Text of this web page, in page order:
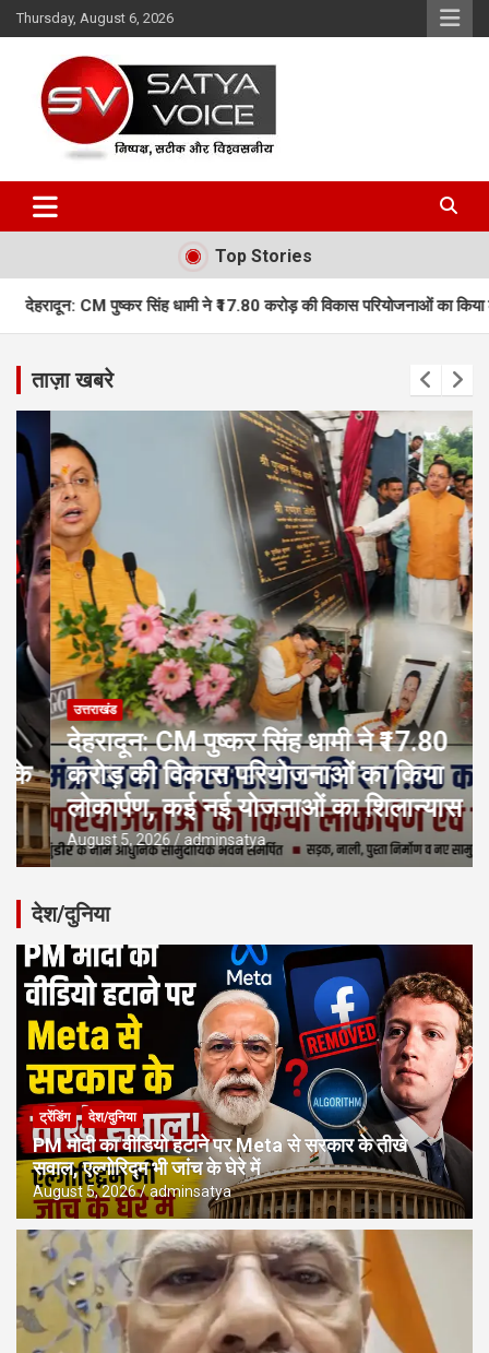
Skip
to
Thursday, August 6, 2026
Satya Voice
Top Stories
धामी ने ₹17.80 करोड़ की विकास परियोजनाओं का किया लोकार्पण, कई नई
ताज़ा खबरे
उत्तराखंड
देहरादून: CM पुष्कर सिंह धामी ने ₹17.80
करोड़ की विकास परियोजनाओं का किया
लोकार्पण, कई नई योजनाओं का शिलान्यास
August 5, 2026 adminsatya
देश/दुनिया
ट्रेंडिंग देश/दुनिया
PM मोदी का वीडियो हटाने पर Meta से सरकार के तीखे
सवाल, एल्गोरिद्म भी जांच के घेरे में
August 5, 2026 adminsatya